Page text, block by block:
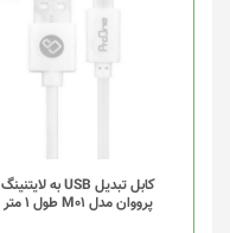
کابل تبدیل USB به لایتنینگ
پرووان مدل M01 طول 1 متر